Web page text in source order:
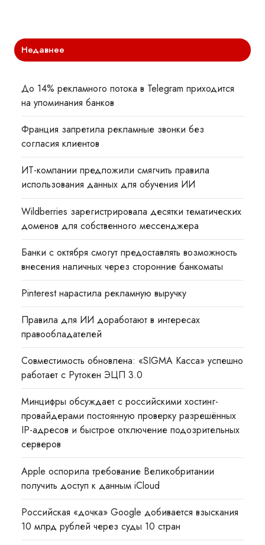
Недавнее
До 14% рекламного потока в Telegram приходится
на упоминания банков
Франция запретила рекламные звонки без
согласия клиентов
ИТ-компании предложили смягчить правила
использования данных для обучения ИИ
Wildberries зарегистрировала десятки тематических
доменов для собственного мессенджера
Банки с октября смогут предоставлять возможность
внесения наличных через сторонние банкоматы
Pinterest нарастила рекламную выручку
Правила для ИИ доработают в интересах
правообладателей
Совместимость обновлена: «SIGMA Касса» успешно
работает с Рутокен ЭЦП 3.0
Минцифры обсуждает с российскими хостинг-
провайдерами постоянную проверку разрешённых
IP-адресов и быстрое отключение подозрительных
серверов
Apple оспорила требование Великобритании
получить доступ к данным iCloud
Российская «дочка» Google добивается взыскания
10 млрд рублей через суды 10 стран